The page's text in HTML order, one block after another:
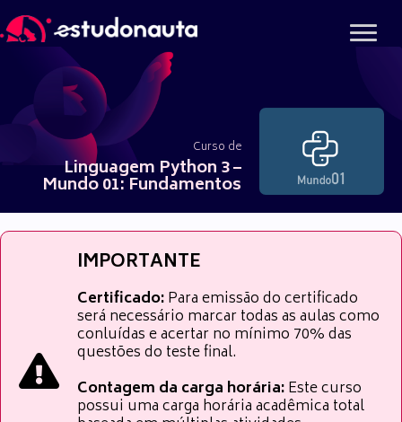
para
conteúdo
Curso de
Linguagem Python 3 –
Mundo 01: Fundamentos
IMPORTANTE
Certificado:Para emissão do certificado
será necessário marcar todas as aulas como
conluídas e acertar no mínimo 70% das
questões do teste final.
Contagem da carga horária:Este curso
possui uma carga horária acadêmica total